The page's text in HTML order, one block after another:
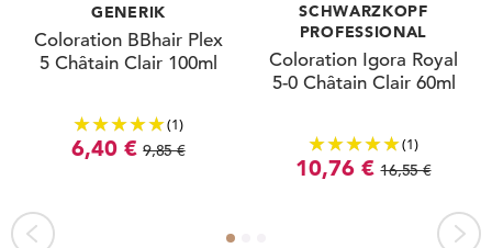
GENERIK
Coloration BBhair Plex
5 Châtain Clair 100ml
(1)
6,40 € 9,85 €
SCHWARZKOPF
PROFESSIONAL
Coloration Igora Royal
5-0 Châtain Clair 60ml
(1)
10,76 € 16,55 €